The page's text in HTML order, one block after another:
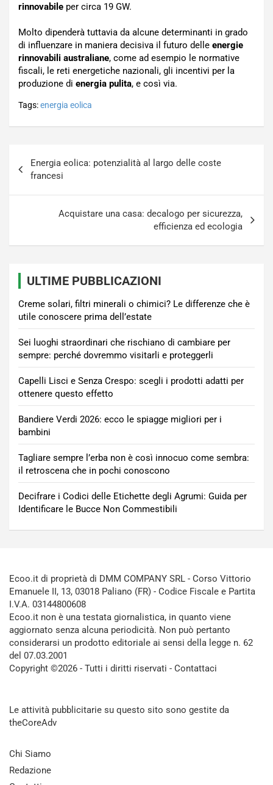
rinnovabile per circa 19 GW.
Molto dipenderà tuttavia da alcune determinanti in grado
di influenzare in maniera decisiva il futuro delle energie
rinnovabili australiane, come ad esempio le normative
fiscali, le reti energetiche nazionali, gli incentivi per la
produzione di energia pulita, e così via.
Tags:energia eolica
articoli
Energia eolica: potenzialità al largo delle coste
francesi
Acquistare una casa: decalogo per sicurezza,
efficienza ed ecologia
ULTIME PUBBLICAZIONI
Creme solari, filtri minerali o chimici? Le differenze che è
utile conoscere prima dell’estate
Sei luoghi straordinari che rischiano di cambiare per
sempre: perché dovremmo visitarli e proteggerli
Capelli Lisci e Senza Crespo: scegli i prodotti adatti per
ottenere questo effetto
Bandiere Verdi 2026: ecco le spiagge migliori per i
bambini
Tagliare sempre l’erba non è così innocuo come sembra:
il retroscena che in pochi conoscono
Decifrare i Codici delle Etichette degli Agrumi: Guida per
Identificare le Bucce Non Commestibili
Ecoo.it di proprietà di DMM COMPANY SRL - Corso Vittorio
Emanuele II, 13, 03018 Paliano (FR) - Codice Fiscale e Partita
I.V.A. 03144800608
Ecoo.it non è una testata giornalistica, in quanto viene
aggiornato senza alcuna periodicità. Non può pertanto
considerarsi un prodotto editoriale ai sensi della legge n. 62
del 07.03.2001
Copyright ©2026 - Tutti i diritti riservati - Contattaci
Le attività pubblicitarie su questo sito sono gestite da
theCoreAdv
Chi Siamo
Redazione